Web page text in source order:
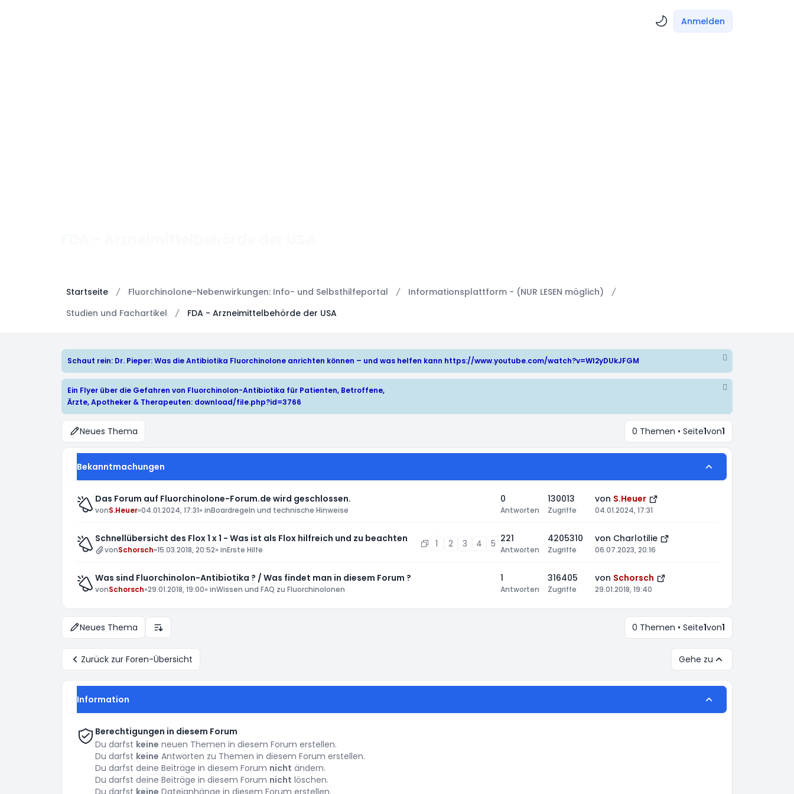
Anmelden
Startseite Fluorchinolone-Nebenwirkungen: Info- und Selbsthilfeportal
Informationsplattform - (NUR LESEN möglich)
Studien und Fachartikel
FDA - Arzneimittelbehörde der USA
Schaut rein: Dr. Pieper: Was die Antibiotika Fluorchinolone anrichten können – und was helfen kann https://www.youtube.com/watch?v=WI2yDUkJFGM
Ein Flyer über die Gefahren von Fluorchinolon-Antibiotika für Patienten, Betroffene,
Ärzte, Apotheker & Therapeuten: download/file.php?id=3766
Neues Thema 0 Themen • Seite1von1
Bekanntmachungen
Das Forum auf Fluorchinolone-Forum.de wird geschlossen.
vonS.Heuer»04.01.2024, 17:31» inBoardregeln und technische Hinweise
0
Antworten
130013
Zugriffe
von S.Heuer
04.01.2024, 17:31
Schnellübersicht des Flox 1 x 1 - Was ist als Flox hilfreich und zu beachten
vonSchorsch»15.03.2018, 20:52» inErste Hilfe
1 2 3 4 5 221
Antworten
4205310
Zugriffe
von Charlotilie
06.07.2023, 20:16
Was sind Fluorchinolon-Antibiotika ? / Was findet man in diesem Forum ?
vonSchorsch»29.01.2018, 19:00» inWissen und FAQ zu Fluorchinolonen
1
Antworten
316405
Zugriffe
von Schorsch
29.01.2018, 19:40
Neues Thema Anzeige- und Sortierungs-Einstellungen 0 Themen • Seite1von1
Zurück zur Foren-Übersicht Gehe zu
Information
Berechtigungen in diesem Forum
Du darfst keine neuen Themen in diesem Forum erstellen.
Du darfst keine Antworten zu Themen in diesem Forum erstellen.
Du darfst deine Beiträge in diesem Forum nicht ändern.
Du darfst deine Beiträge in diesem Forum nicht löschen.
Du darfst keine Dateianhänge in diesem Forum erstellen.